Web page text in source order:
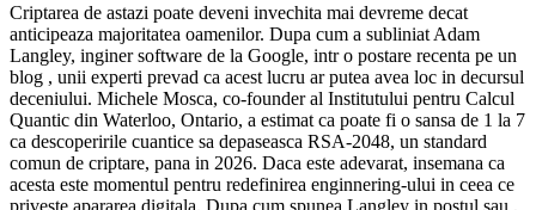
Criptarea de astazi poate deveni invechita mai devreme decat
anticipeaza majoritatea oamenilor. Dupa cum a subliniat Adam
Langley, inginer software de la Google, intr o postare recenta pe un
blog , unii experti prevad ca acest lucru ar putea avea loc in decursul
deceniului. Michele Mosca, co-founder al Institutului pentru Calcul
Quantic din Waterloo, Ontario, a estimat ca poate fi o sansa de 1 la 7
ca descoperirile cuantice sa depaseasca RSA-2048, un standard
comun de criptare, pana in 2026. Daca este adevarat, insemana ca
acesta este momentul pentru redefinirea enginnering-ului in ceea ce
priveste apararea digitala. Dupa cum spunea Langley in postul sau ,